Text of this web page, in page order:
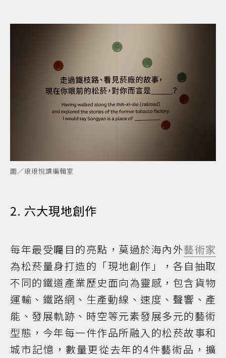
圖／琅琅悅讀編輯室
2. 六大現地創作
每年最受矚目的亮點，莫過於海內外藝術家
為松菸量身打造的「現地創作」，各自抽取
不同的鐵道產業歷史面向為靈感，包含貨物
運輸、鐵路網、生產動線、速度、聲響、產
能、發展軌跡、時空等元素發展多元的藝術
型態，今年每一件作品所融入的松菸故事和
城市記憶，數量更從去年的4件藝術品，擴